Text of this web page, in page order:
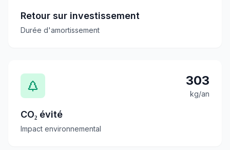
Retour sur investissement
Durée d'amortissement
303
kg/an
CO₂ évité
Impact environnemental